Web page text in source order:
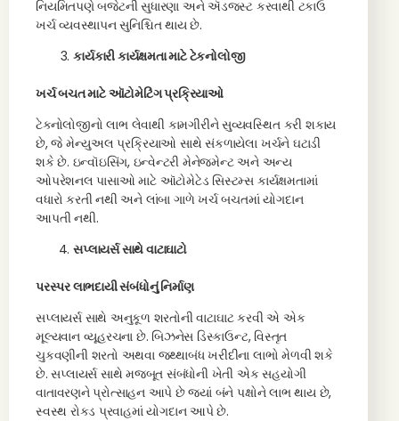
નિયમિતપણે બજેટની સુધારણા અને ઍડજસ્ટ કરવાથી ટકાઉ
ખર્ચ વ્યવસ્થાપન સુનિશ્ચિત થાય છે.
કાર્યકારી કાર્યક્ષમતા માટે ટેકનોલોજી
ખર્ચ બચત માટે ઑટોમેટિંગ પ્રક્રિયાઓ
ટેક્નોલોજીનો લાભ લેવાથી કામગીરીને સુવ્યવસ્થિત કરી શકાય
છે, જે મેન્યુઅલ પ્રક્રિયાઓ સાથે સંકળાયેલા ખર્ચને ઘટાડી
શકે છે. ઇન્વૉઇસિંગ, ઇન્વેન્ટરી મેનેજમેન્ટ અને અન્ય
ઓપરેશનલ પાસાઓ માટે ઑટોમેટેડ સિસ્ટમ્સ કાર્યક્ષમતામાં
વધારો કરતી નથી અને લાંબા ગાળે ખર્ચ બચતમાં યોગદાન
આપતી નથી.
સપ્લાયર્સ સાથે વાટાઘાટો
પરસ્પર લાભદાયી સંબંધોનું નિર્માણ
સપ્લાયર્સ સાથે અનુકૂળ શરતોની વાટાઘાટ કરવી એ એક
મૂલ્યવાન વ્યૂહરચના છે. બિઝનેસ ડિસ્કાઉન્ટ, વિસ્તૃત
ચુકવણીની શરતો અથવા જથ્થાબંધ ખરીદીના લાભો મેળવી શકે
છે. સપ્લાયર્સ સાથે મજબૂત સંબંધોની ખેતી એક સહયોગી
વાતાવરણને પ્રોત્સાહન આપે છે જ્યાં બંને પક્ષોને લાભ થાય છે,
સ્વસ્થ રોકડ પ્રવાહમાં યોગદાન આપે છે.